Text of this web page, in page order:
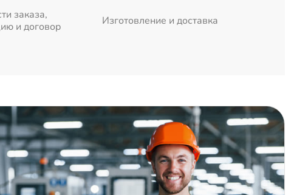
заказа,
и договор
Изготовление и доставка